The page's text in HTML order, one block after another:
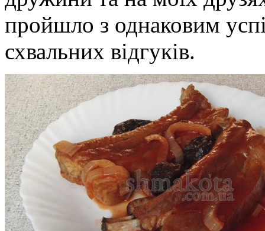
пройшло з однаковим
схвальних відгуків.